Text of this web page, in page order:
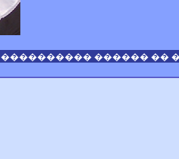
���������� ������ ��